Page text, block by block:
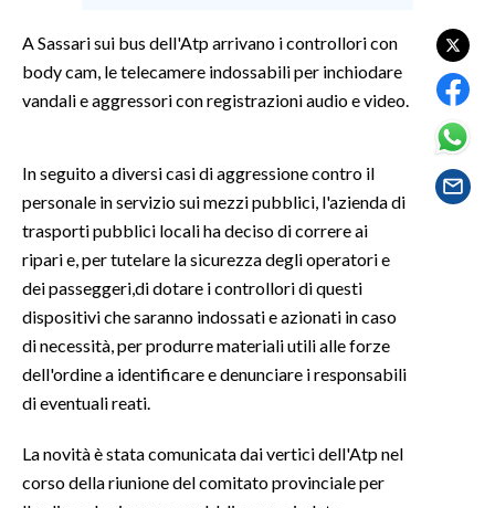
SPETTACOLI
SARDEGNA TURISMO
NOTIZIE
EVENTI
#CARAUNIONE
INSULARITÀ
A Sassari sui bus dell'Atp arrivano i controllori con
body cam, le telecamere indossabili per inchiodare
vandali e aggressori con registrazioni audio e video.
In seguito a diversi casi di aggressione contro il
personale in servizio sui mezzi pubblici, l'azienda di
trasporti pubblici locali ha deciso di correre ai
ripari e, per tutelare la sicurezza degli operatori e
dei passeggeri,di dotare i controllori di questi
dispositivi che saranno indossati e azionati in caso
di necessità, per produrre materiali utili alle forze
dell'ordine a identificare e denunciare i responsabili
di eventuali reati.
La novità è stata comunicata dai vertici dell'Atp nel
corso della riunione del comitato provinciale per